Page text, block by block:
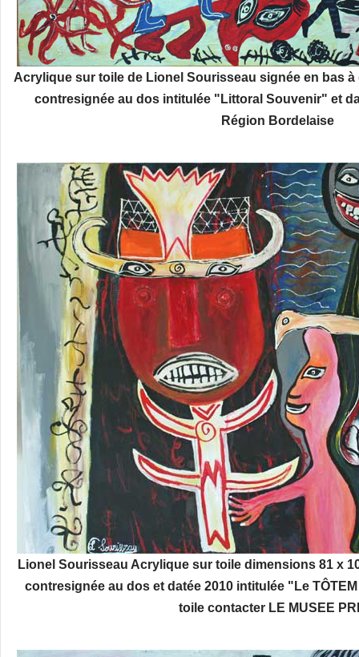
Acrylique sur toile de Lionel Sourisseau signée en bas
contresignée au dos intitulée "Littoral Souvenir" et
Région Bordelaise
Lionel Sourisseau Acrylique sur toile dimensions 81 x
contresignée au dos et datée 2010 intitulée "Le
toile contacter LE MUSEE